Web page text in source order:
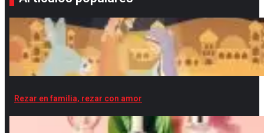
Rezar en familia, rezar con amor